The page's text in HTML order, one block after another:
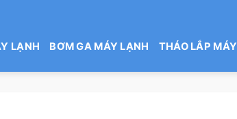
LẠNH BƠM GA MÁY LẠNH THÁO LẮP